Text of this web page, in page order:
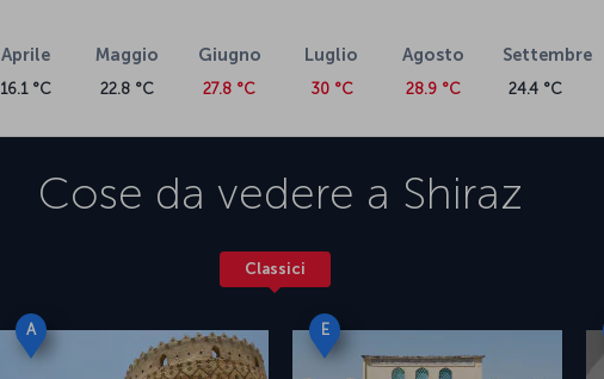
Aprile
16.1 °C
Maggio
22.8 °C
Giugno
27.8 °C
Luglio
30 °C
Agosto
28.9 °C
Settembre
24.4 °C
Cose da vedere a Shiraz
Classici
A E